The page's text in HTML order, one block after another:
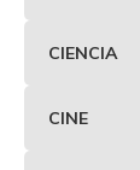
CIENCIA
CINE